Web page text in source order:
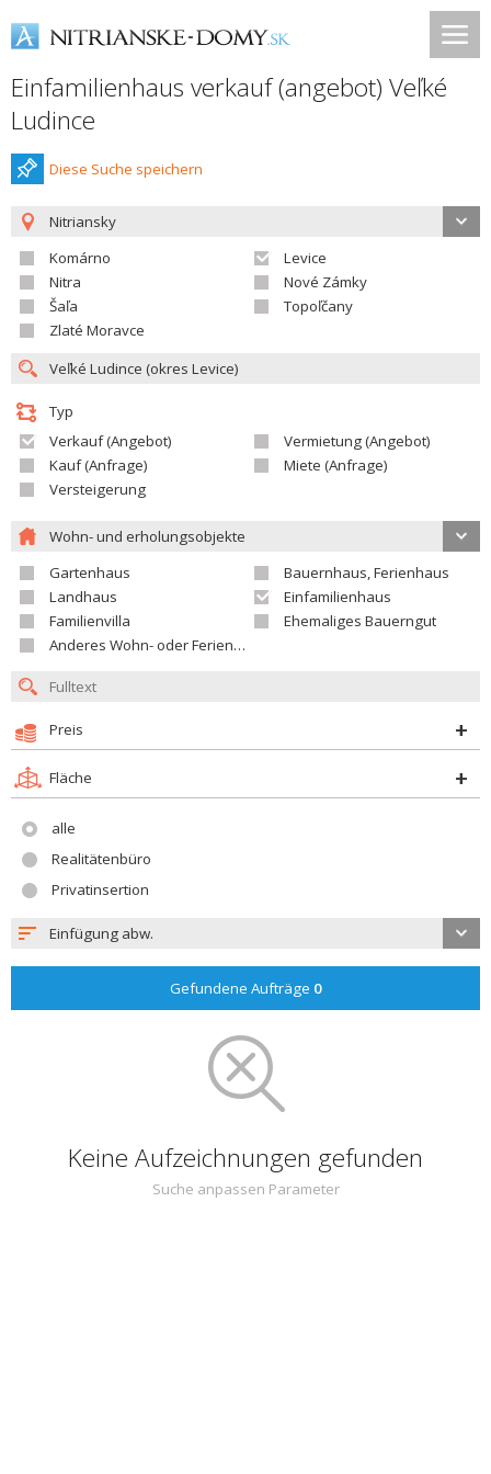
Einfamilienhaus verkauf (angebot) Veľké
Ludince
Diese Suche speichern
Nitriansky
Komárno
Levice
Nitra
Nové Zámky
Šaľa
Topoľčany
Zlaté Moravce
Typ
Verkauf (Angebot)
Vermietung (Angebot)
Kauf (Anfrage)
Miete (Anfrage)
Versteigerung
Wohn- und erholungsobjekte
Gartenhaus
Bauernhaus, Ferienhaus
Landhaus
Einfamilienhaus
Familienvilla
Ehemaliges Bauerngut
Anderes Wohn- oder Ferienobjekt
Preis
Fläche
alle
Realitätenbüro
Privatinsertion
Einfügung abw.
Gefundene Aufträge 0
Keine Aufzeichnungen gefunden
Suche anpassen Parameter